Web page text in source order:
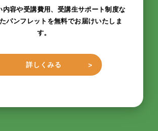
内容や受講費用、受講生サポート制度な
パンフレットを無料でお届けいたしま
す。
詳しくみる